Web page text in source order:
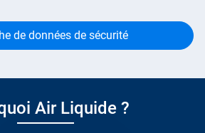
de données de sécurité
Air Liquide ?